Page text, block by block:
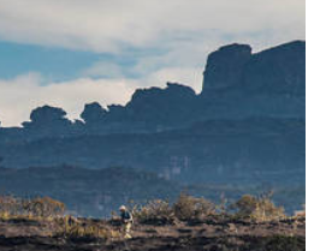
УВЕЛИЧИ